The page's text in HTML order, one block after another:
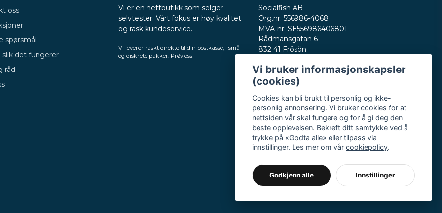
oss
spørsmål
slik det fungerer
råd
Vi er en nettbutikk som selger
selvtester. Vårt fokus er høy kvalitet
og rask kundeservice.
Vi leverer raskt direkte til din postkasse, i små
og diskrete pakker. Prøv oss!
Socialfish AB
Org.nr: 556986-4068
MVA-nr: SE556986406801
Rådmansgatan 6
832 41 Frösön
Telefonnummer: +46730503032
E-post:hey@nordictest.no
Åpningstider:
Man–fre kl. 10–17
Vi bruker informasjonskapsler
(cookies)
Cookies kan bli brukt til personlig og ikke-
personlig annonsering. Vi bruker cookies for at
nettsiden vår skal fungere og for å gi deg den
beste opplevelsen. Bekreft ditt samtykke ved å
trykke på «Godta alle» eller tilpass via
innstillinger. Les mer om vårcookiepolicy.
Godkjenn alle Innstillinger